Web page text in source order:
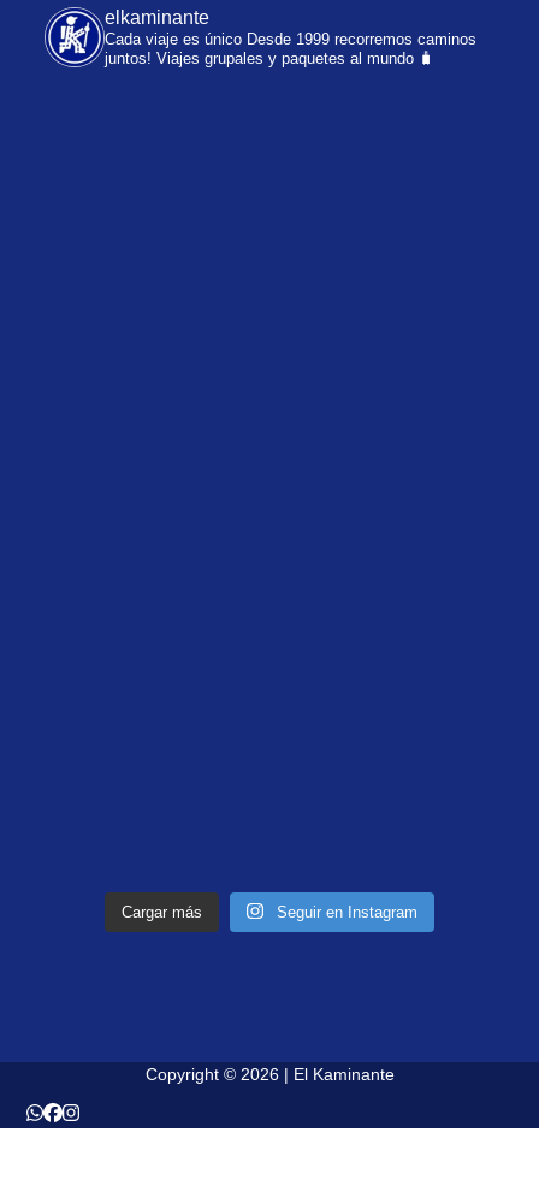
elkaminante
Cada viaje es único Desde 1999 recorremos caminos
juntos! Viajes grupales y paquetes al mundo 🧳
Cargar más Seguir en Instagram
Copyright © 2026 | El Kaminante